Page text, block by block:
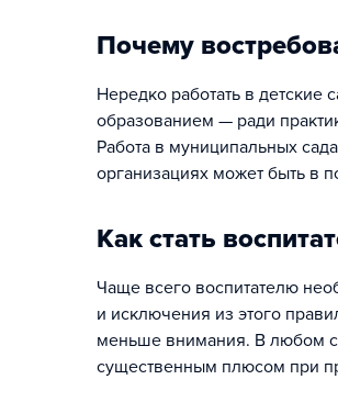
Почему
Нередко работать в
образованием — ради
Работа в муниципальных
организациях может быть в
Как стать
Чаще всего воспитателю
и исключения из этого
меньше внимания. В любом
существенным плюсом при